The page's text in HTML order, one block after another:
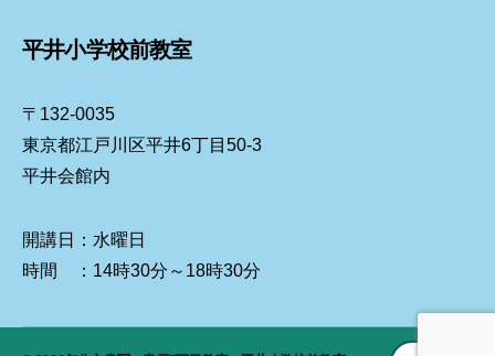
平井小学校前教室
〒132-0035
東京都江戸川区平井6丁目50-3
平井会館内
開講日：水曜日
時間 ：14時30分～18時30分